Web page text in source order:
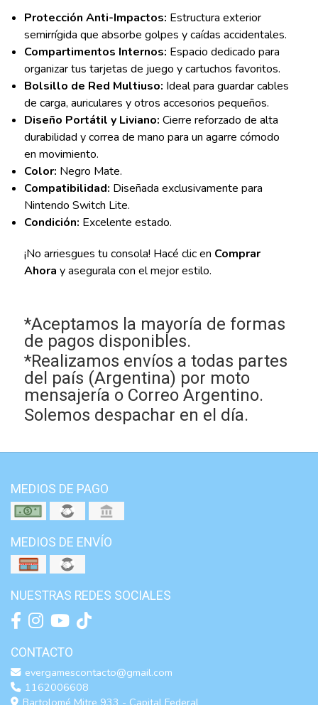
Protección Anti-Impactos: Estructura exterior
semirrígida que absorbe golpes y caídas accidentales.
Compartimentos Internos: Espacio dedicado para
organizar tus tarjetas de juego y cartuchos favoritos.
Bolsillo de Red Multiuso: Ideal para guardar cables
de carga, auriculares y otros accesorios pequeños.
Diseño Portátil y Liviano: Cierre reforzado de alta
durabilidad y correa de mano para un agarre cómodo
en movimiento.
Color: Negro Mate.
Compatibilidad: Diseñada exclusivamente para
Nintendo Switch Lite.
Condición: Excelente estado.
¡No arriesgues tu consola! Hacé clic en Comprar
Ahora y asegurala con el mejor estilo.
*Aceptamos la mayoría de formas
de pagos disponibles.
*Realizamos envíos a todas partes
del país (Argentina) por moto
mensajería o Correo Argentino.
Solemos despachar en el día.
MEDIOS DE PAGO
MEDIOS DE ENVÍO
NUESTRAS REDES SOCIALES
CONTACTO
evergamescontacto@gmail.com
1162006608